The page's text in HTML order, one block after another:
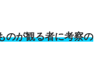
のが観る者に考察の